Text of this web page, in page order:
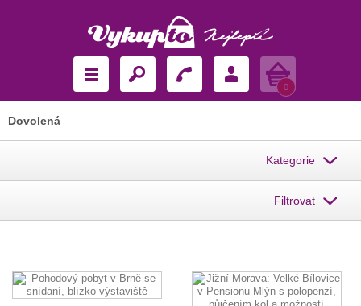
Košík
0
Dovolená
Kategorie
Filtrovat